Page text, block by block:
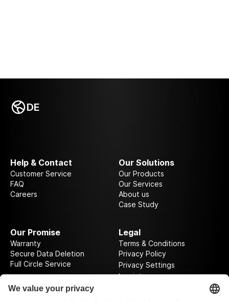
DE
Help & Contact
Customer Service
FAQ
Careers
Our Solutions
Our Products
Our Services
About us
Case Study
Our Promise
Warranty
Secure Data Deletion
Full Circle Service
Legal
Terms & Conditions
Privacy Policy
Privacy Settings
Imprint